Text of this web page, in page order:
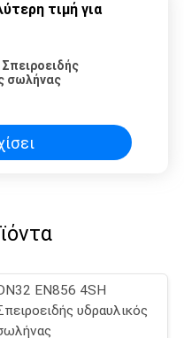
τιμή για
Σπειροειδής
σωλήνας
EN856 4SH
υδραυλικός